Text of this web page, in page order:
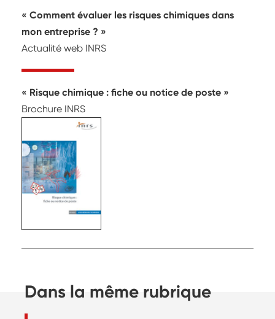
Comment évaluer les risques chimiques dans
mon entreprise ?
Actualité web INRS
Risque chimique : fiche ou notice de poste
Brochure INRS
Dans la même rubrique